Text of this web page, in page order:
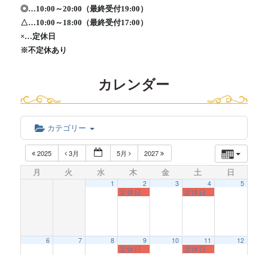
◎…10:00～20:00（最終受付19:00）
△…10:00～18:00（最終受付17:00）
×…定休日
※不定休あり
カレンダー
カテゴリー
2025 3月 5月 2027
月 火 水 木 金 土 日
1 2
定休日
3 4
定休日
5
6 7 8 9
定休日
10 11
定休日
12